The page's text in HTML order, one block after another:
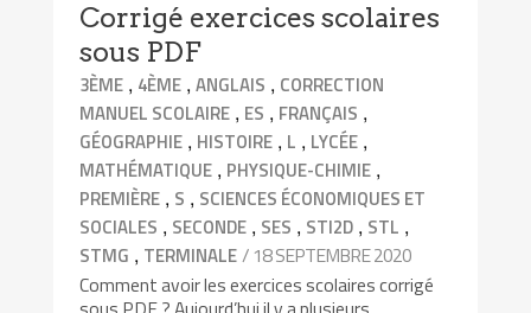
Corrigé exercices scolaires
sous PDF
3ÈME , 4ÈME ,ANGLAIS , CORRECTION
MANUEL SCOLAIRE , ES , FRANÇAIS ,
GÉOGRAPHIE , HISTOIRE , L , LYCÉE ,
MATHÉMATIQUE , PHYSIQUE-CHIMIE ,
PREMIÈRE , S , SCIENCES ÉCONOMIQUES ET
SOCIALES , SECONDE , SES , STI2D , STL ,
STMG , TERMINALE/ 18 SEPTEMBRE 2020
Comment avoir les exercices scolaires corrigé